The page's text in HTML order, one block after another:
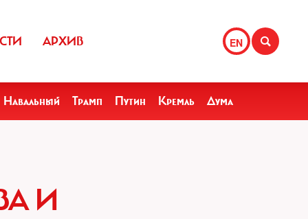
EN
АРХИВ
Навальный Трамп Путин Кремль Дума
И